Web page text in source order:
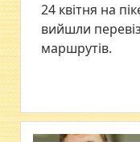
24 квітня на
вийшли
маршрутів.